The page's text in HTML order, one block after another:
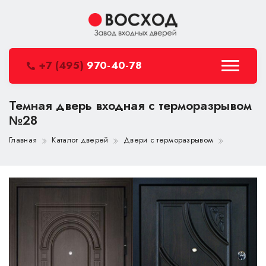
+7 (495) 970-40-78
Темная дверь входная с терморазрывом
№28
Главная Каталог дверей Двери с терморазрывом